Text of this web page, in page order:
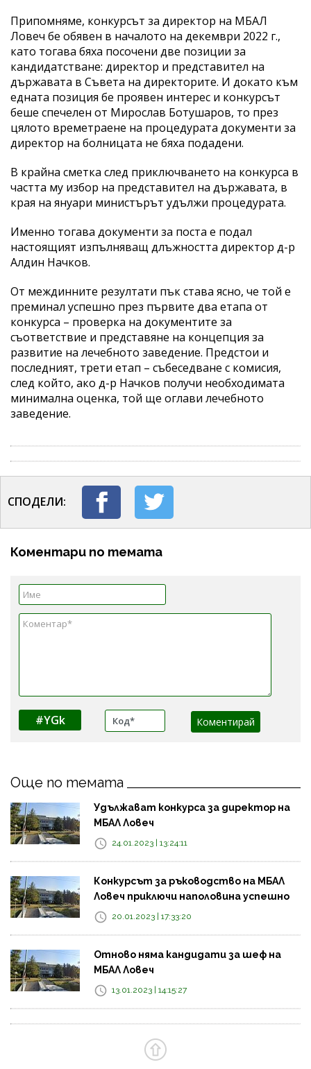
Припомняме, конкурсът за директор на МБАЛ
Ловеч бе обявен в началото на декември 2022 г.,
като тогава бяха посочени две позиции за
кандидатстване: директор и представител на
държавата в Съвета на директорите. И докато към
едната позиция бе проявен интерес и конкурсът
беше спечелен от Мирослав Ботушаров, то през
цялото времетраене на процедурата документи за
директор на болницата не бяха подадени.
В крайна сметка след приключването на конкурса в
частта му избор на представител на държавата, в
края на януари министърът удължи процедурата.
Именно тогава документи за поста е подал
настоящият изпълняващ длъжността директор д-р
Алдин Начков.
От междинните резултати пък става ясно, че той е
преминал успешно през първите два етапа от
конкурса – проверка на документите за
съответствие и представяне на концепция за
развитие на лечебното заведение. Предстои и
последният, трети етап – събеседване с комисия,
след който, ако д-р Начков получи необходимата
минимална оценка, той ще оглави лечебното
заведение.
СПОДЕЛИ:
Коментари по темата
#YGk
Още по темата
Удължават конкурса за директор на
МБАЛ Ловеч
24.01.2023 | 13:24:11
Конкурсът за ръководство на МБАЛ
Ловеч приключи наполовина успешно
20.01.2023 | 17:33:20
Отново няма кандидати за шеф на
МБАЛ Ловеч
13.01.2023 | 14:15:27